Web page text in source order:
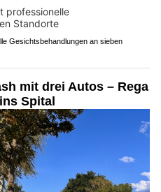
Gesichtsbehandlungen an sieben
mit drei Autos – Rega
Spital